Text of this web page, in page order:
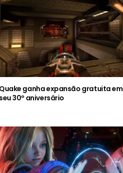
Quake ganha expansão gratuita em
seu 30º aniversário